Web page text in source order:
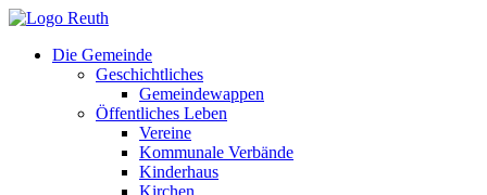
Zum
springenDie Gemeinde
Geschichtliches
Gemeindewappen
Öffentliches Leben
Vereine
Kommunale Verbände
Kinderhaus
Kirchen